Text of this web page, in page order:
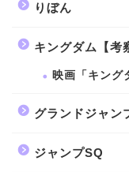
りぼん
キングダム【考
映画「キング
グランドジャン
ジャンプSQ